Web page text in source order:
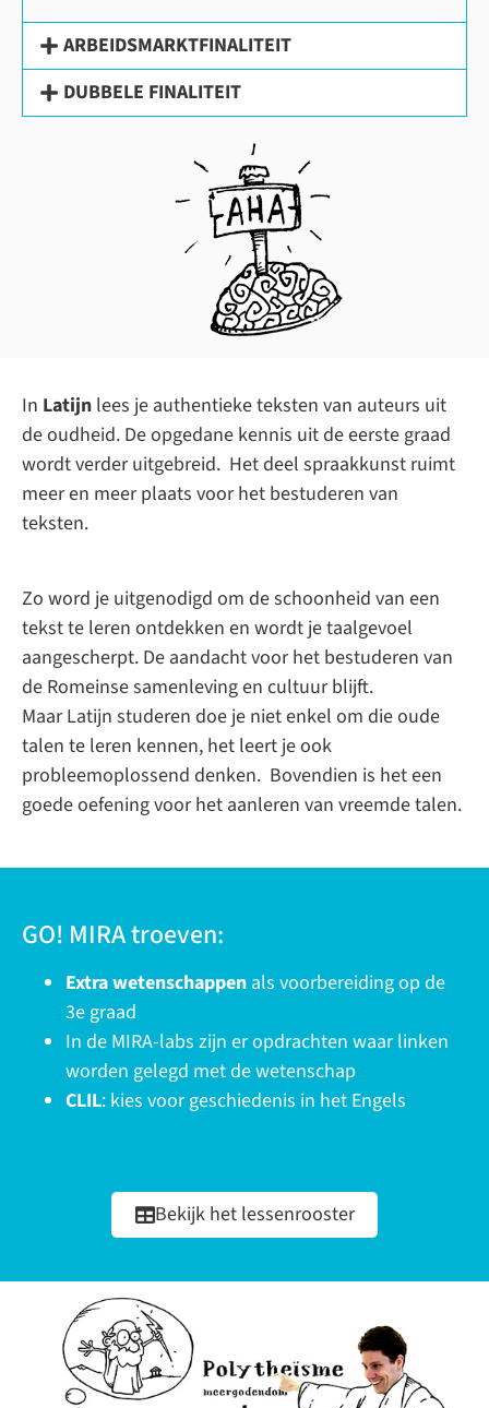
ARBEIDSMARKTFINALITEIT
DUBBELE FINALITEIT
In Latijn lees je authentieke teksten van auteurs uit
de oudheid. De opgedane kennis uit de eerste graad
wordt verder uitgebreid. Het deel spraakkunst ruimt
meer en meer plaats voor het bestuderen van
teksten.
Zo word je uitgenodigd om de schoonheid van een
tekst te leren ontdekken en wordt je taalgevoel
aangescherpt. De aandacht voor het bestuderen van
de Romeinse samenleving en cultuur blijft.
Maar Latijn studeren doe je niet enkel om die oude
talen te leren kennen, het leert je ook
probleemoplossend denken. Bovendien is het een
goede oefening voor het aanleren van vreemde talen.
GO! MIRA troeven:
Extra wetenschappen als voorbereiding op de
3e graad
In de MIRA-labs zijn er opdrachten waar linken
worden gelegd met de wetenschap
CLIL: kies voor geschiedenis in het Engels
Bekijk het lessenrooster